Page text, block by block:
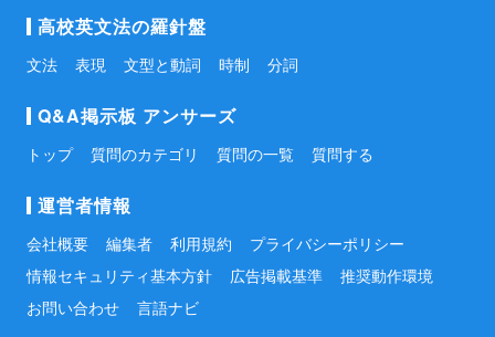
高校英文法の羅針盤
文法 表現 文型と動詞 時制 分詞
Q&A掲示板 アンサーズ
トップ 質問のカテゴリ 質問の一覧 質問する
運営者情報
会社概要 編集者 利用規約
プライバシーポリシー
情報セキュリティ基本方針
広告掲載基準
推奨動作環境
お問い合わせ
言語ナビ